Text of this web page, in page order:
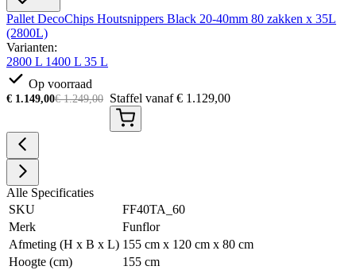
Pallet DecoChips Houtsnippers Black 20-40mm 80 zakken x 35L
(2800L)
Varianten:
2800 L 1400 L 35 L
Op voorraad
€ 1.149,00€1.249,00 Staffel vanaf€ 1.129,00
Alle Specificaties
SKU
FF40TA_60
Merk
Funflor
Afmeting (H x B x L) 155 cm x 120 cm x 80 cm
Hoogte (cm)
155 cm